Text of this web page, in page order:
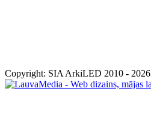
Copyright: SIA ArkiLED 2010 - 2026